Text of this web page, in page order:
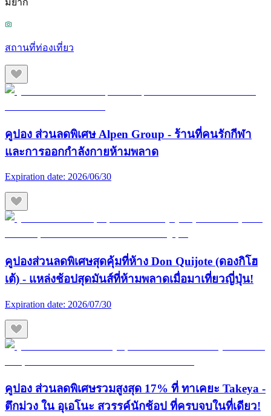
สถานที่ท่องเที่ยว
คูปอง ส่วนลดพิเศษ Alpen Group - ร้านที่คนรักกีฬา
และการออกกำลังกายห้ามพลาด
Expiration date: 2026/06/30
คูปองส่วนลดพิเศษสุดคุ้มที่ห้าง Don Quijote (ดองกิโฮ
เต้) - แหล่งช้อปสุดมันส์ที่ห้ามพลาดเมื่อมาเที่ยวญี่ปุ่น!
Expiration date: 2026/07/30
คูปอง ส่วนลดพิเศษรวมสูงสุด 17% ที่ ทาเคยะ Takeya -
ตึกม่วง ใน อุเอโนะ สวรรค์นักช้อป ที่ครบจบในที่เดียว!